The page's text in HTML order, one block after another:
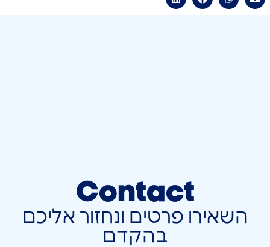
Contact
השאירו פרטים ונחזור אליכם
בהקדם